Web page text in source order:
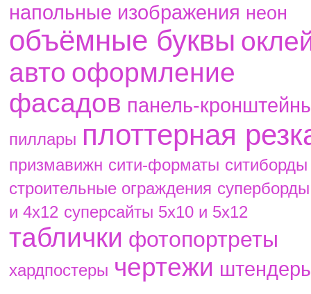
напольные изображения неон
объёмные буквы
авто оформление
фасадов панель-
пиллары плоттерная
призмавижн сити-форматы ситиборды
строительные ограждения
и 4х12 суперсайты 5х10 и 5х12
таблички фотопортреты
хардпостеры чертежи